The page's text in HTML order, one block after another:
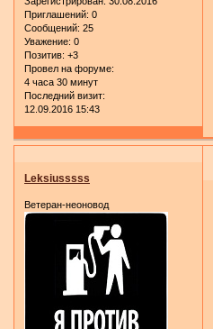
Приглашений: 0
Сообщений: 25
Уважение: 0
Позитив: +3
Провел на форуме:
4 часа 30 минут
Последний визит:
12.09.2016 15:43
Leksiusssss
Ветеран-неоновод